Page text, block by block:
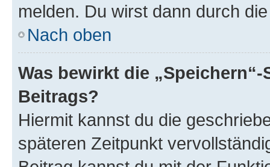
melden. Du wirst dann durch
Nach oben
Was bewirkt die
Beitrags?
Hiermit kannst du die
späteren Zeitpunkt